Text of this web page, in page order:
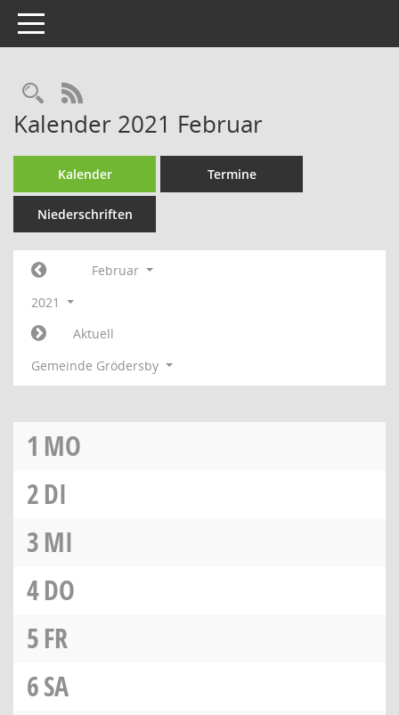
Toggle navigation
Rechercheauswahl
RSS-Feed
Kalender 2021 Februar
Kalender Termine
Niederschriften
Februar
2021
Aktuell
Gemeinde Grödersby
1 MO
2DI
3MI
4DO
5FR
6SA